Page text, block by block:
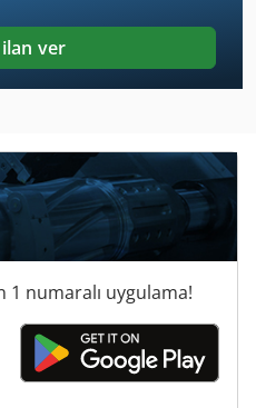
ver
1 numaralı uygulama!